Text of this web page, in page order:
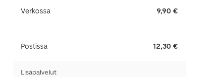
Verkossa 9,90 €
Postissa 12,30 €
Lisäpalvelut